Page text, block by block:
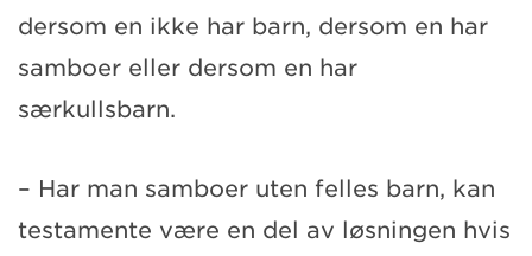
dersom en ikke har barn, dersom en har
samboer eller dersom en har
særkullsbarn.
– Har man samboer uten felles barn, kan
testamente være en del av løsningen hvis